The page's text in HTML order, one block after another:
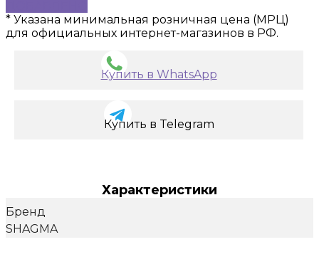
* Указана минимальная розничная цена (МРЦ)
для официальных интернет-магазинов в РФ.
Купить в WhatsApp
Купить в Telegram
Характеристики
Бренд
SHAGMA